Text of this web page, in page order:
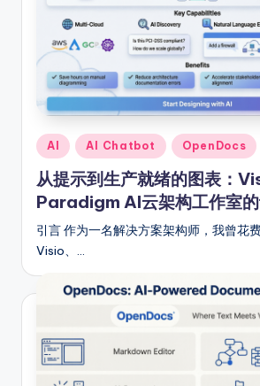
Posted
in
AI AI Chatbot OpenDocs
从提示到生产就绪的图表：
Paradigm AI云架构工作室的
引言 作为一名解决方案架构师，我曾花
Visio、…